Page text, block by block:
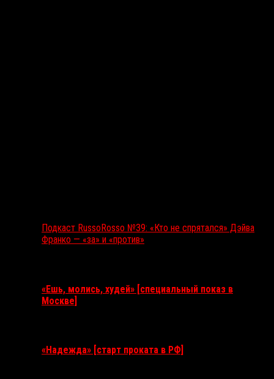
Подкаст RussoRosso №39: «Кто не спрятался» Дэйва
Франко — «за» и «против»
«Ешь, молись, худей» [специальный показ в
Москве]
«Надежда» [старт проката в РФ]